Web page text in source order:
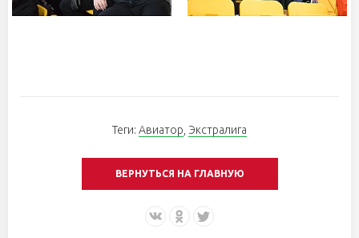
Теги: Авиатор, Экстралига
ВЕРНУТЬСЯ НА ГЛАВНУЮ